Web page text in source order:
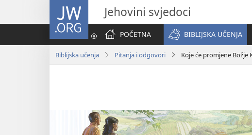
JW.ORG Jehovini svjedoci
POČETNA
BIBLIJSKA UČENJA
Biblijska učenja Pitanja i odgovori Koje će promjene Božje